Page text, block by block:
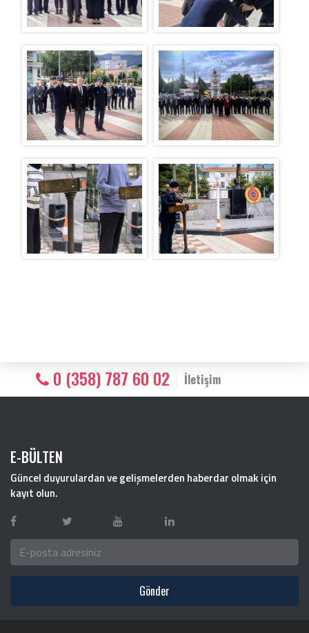
0 (358) 787 60 02 İletişim
E-BÜLTEN
Güncel duyurulardan ve gelişmelerden haberdar olmak için
kayıt olun.
Gönder